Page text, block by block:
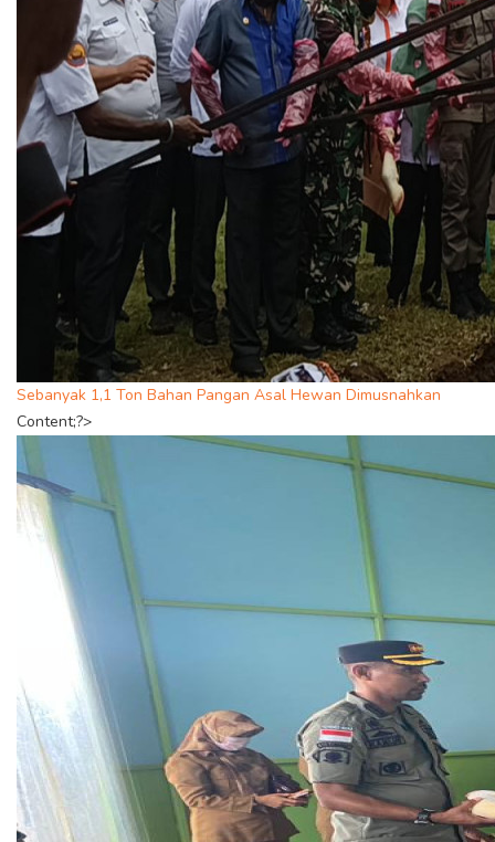
Sebanyak 1,1 Ton Bahan Pangan Asal Hewan Dimusnahkan
Content;?>